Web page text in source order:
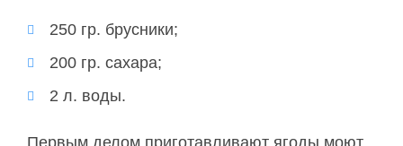
250 гр. брусники;
200 гр. сахара;
2 л. воды.
Первым делом приготавливают ягоды моют